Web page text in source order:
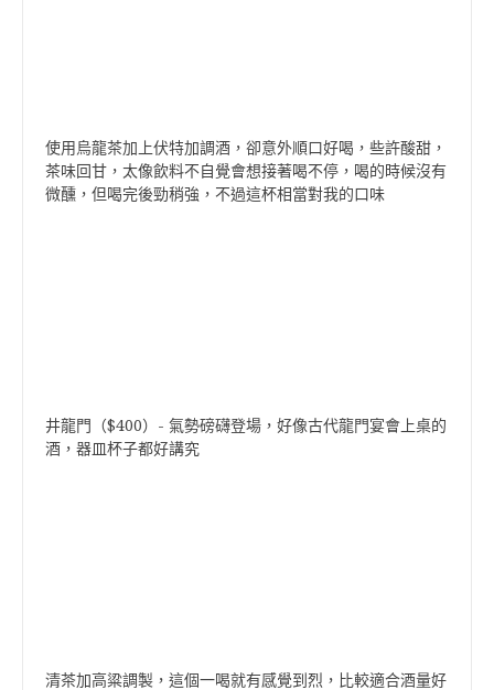
使用烏龍茶加上伏特加調酒，卻意外順口好喝，些許酸甜，
茶味回甘，太像飲料不自覺會想接著喝不停，喝的時候沒有
微醺，但喝完後勁稍強，不過這杯相當對我的口味
井龍門（$400）- 氣勢磅礴登場，好像古代龍門宴會上桌的
酒，器皿杯子都好講究
清茶加高粱調製，這個一喝就有感覺到烈，比較適合酒量好